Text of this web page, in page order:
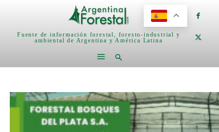
Fuente de información forestal, foresto-industrial y
ambiental de Argentina y América Latina